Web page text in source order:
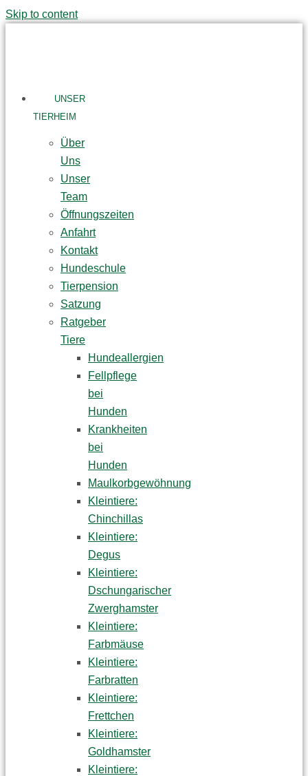
Skip to content
UNSER
TIERHEIM
Über
Uns
Unser
Team
Öffnungszeiten
Anfahrt
Kontakt
Hundeschule
Tierpension
Satzung
Ratgeber
Tiere
Hundeallergien
Fellpflege
bei
Hunden
Krankheiten
bei
Hunden
Maulkorbgewöhnung
Kleintiere:
Chinchillas
Kleintiere:
Degus
Kleintiere:
Dschungarischer
Zwerghamster
Kleintiere:
Farbmäuse
Kleintiere:
Farbratten
Kleintiere:
Frettchen
Kleintiere:
Goldhamster
Kleintiere: